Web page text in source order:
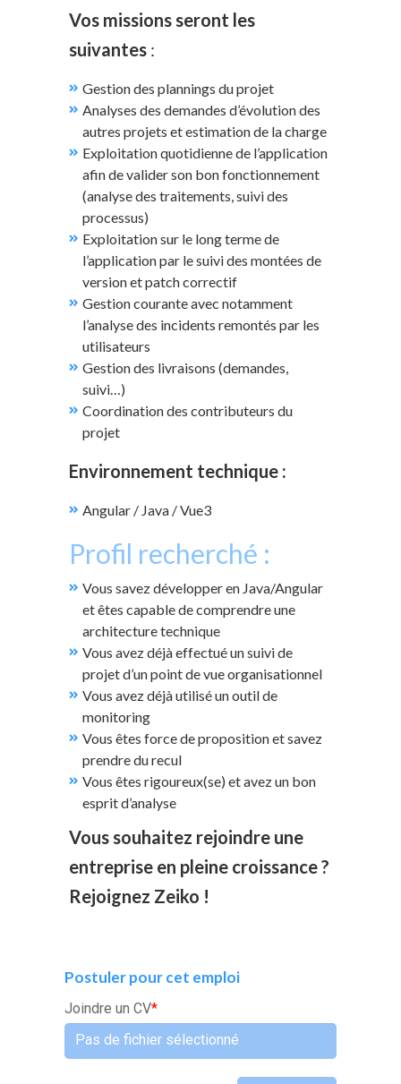
Vos missions seront les
suivantes :
Gestion des plannings du projet
Analyses des demandes d’évolution des
autres projets et estimation de la charge
Exploitation quotidienne de l’application
afin de valider son bon fonctionnement
(analyse des traitements, suivi des
processus)
Exploitation sur le long terme de
l’application par le suivi des montées de
version et patch correctif
Gestion courante avec notamment
l’analyse des incidents remontés par les
utilisateurs
Gestion des livraisons (demandes,
suivi…)
Coordination des contributeurs du
projet
Environnement technique :
Angular / Java / Vue3
Profil recherché :
Vous savez développer en Java/Angular
et êtes capable de comprendre une
architecture technique
Vous avez déjà effectué un suivi de
projet d’un point de vue organisationnel
Vous avez déjà utilisé un outil de
monitoring
Vous êtes force de proposition et savez
prendre du recul
Vous êtes rigoureux(se) et avez un bon
esprit d’analyse
Vous souhaitez rejoindre une
entreprise en pleine croissance ?
Rejoignez Zeiko !
Postuler pour cet emploi
Joindre un CV*
Pas de fichier sélectionné